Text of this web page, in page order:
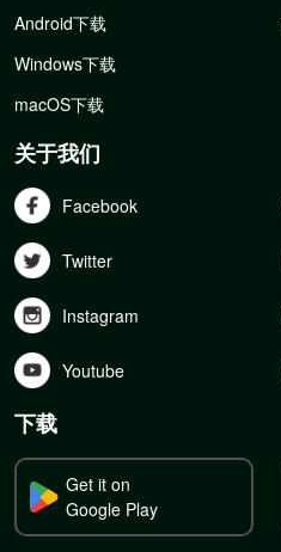
Android下载
Windows下载
macOS下载
关于我们
Facebook
Twitter
Instagram
Youtube
下载
Get it on
Google Play